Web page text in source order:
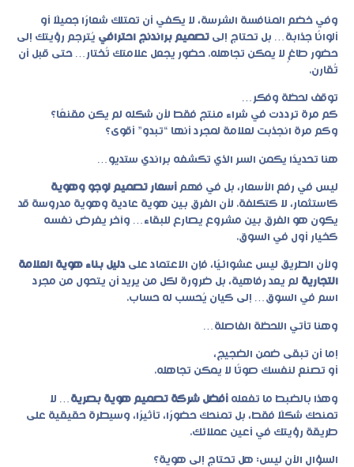
وفي خضم المنافسة الشرسة، لا يكفي أن تمتلك شعارًا جميلًا أو
ألوانًا جذابة… بل تحتاج إلى تصميم براندنج احترافي يُترجم رؤيتك إلى
حضور طاغٍ لا يمكن تجاهله. حضور يجعل علامتك تُختار… حتى قبل أن
تُقارن.
توقف لحظة وفكر…
كم مرة ترددت في شراء منتج فقط لأن شكله لم يكن مقنعًا؟
وكم مرة انجذبت لعلامة لمجرد أنها “تبدو” أقوى؟
هنا تحديدًا يكمن السر الذي تكشفه براندي ستديو…
ليس في رفع الأسعار، بل في فهم أسعار تصميم لوجو وهوية
كاستثمار، لا كتكلفة. لأن الفرق بين هوية عادية وهوية مدروسة قد
يكون هو الفرق بين مشروع يصارع للبقاء… وآخر يفرض نفسه
كخيار أول في السوق.
ولأن الطريق ليس عشوائيًا، فإن الاعتماد على دليل بناء هوية العلامة
التجارية لم يعد رفاهية، بل ضرورة لكل من يريد أن يتحول من مجرد
اسم في السوق… إلى كيان يُحسب له حساب.
وهنا تأتي اللحظة الفاصلة…
إما أن تبقى ضمن الضجيج،
أو تصنع لنفسك صوتًا لا يمكن تجاهله.
وهذا بالضبط ما تفعله أفضل شركة تصميم هوية بصرية … لا
تمنحك شكلًا فقط، بل تمنحك حضورًا، تأثيرًا، وسيطرة حقيقية على
طريقة رؤيتك في أعين عملائك.
السؤال الآن ليس: هل تحتاج إلى هوية؟